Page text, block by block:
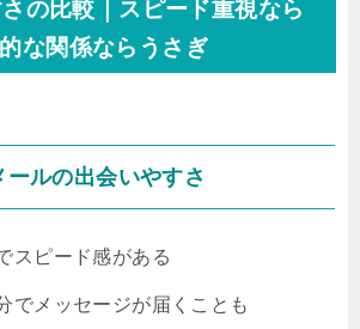
の比較｜スピード重視なら
な関係ならうさぎ
ルの出会いやすさ
スピード感がある
でメッセージが届くことも